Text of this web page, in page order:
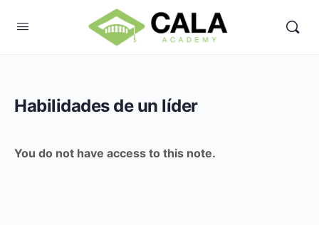
Habilidades de un líder
You do not have access to this note.